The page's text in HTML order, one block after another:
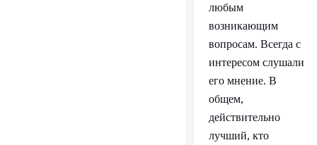
любым
возникающим
вопросам. Всегда с
интересом слушали
его мнение. В
общем,
действительно
лучший, кто